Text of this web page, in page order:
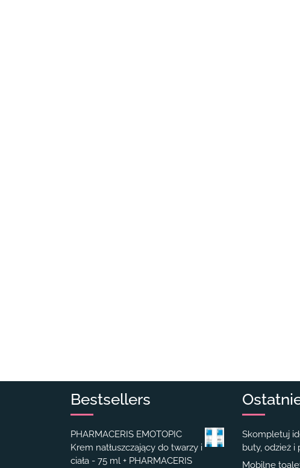
Bestsellers
PHARMACERIS EMOTOPIC
Krem natłuszczający do twarzy i
ciała - 75 ml + PHARMACERIS
Skompletuj
buty, odzież i
Mobilne